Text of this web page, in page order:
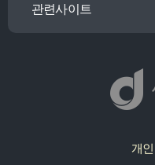
관련사이트
개